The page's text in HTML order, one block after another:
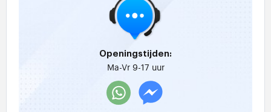
Openingstijden:
Ma-Vr 9-17 uur